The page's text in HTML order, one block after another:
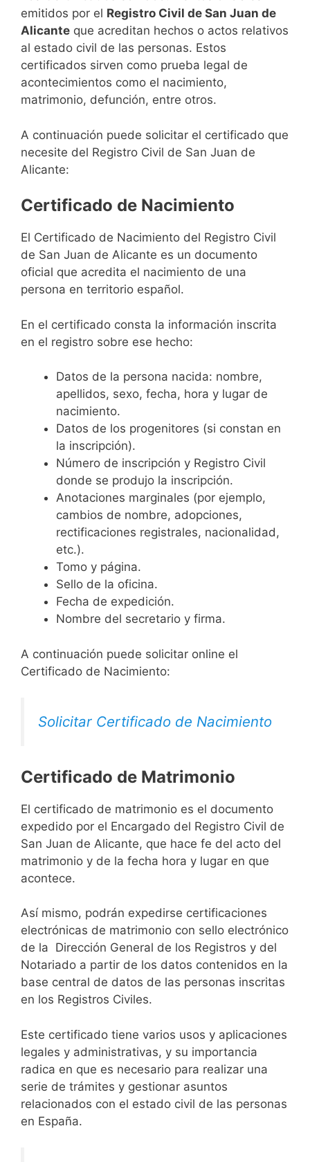
emitidos por el Registro Civil de San Juan de
Alicante que acreditan hechos o actos relativos
al estado civil de las personas. Estos
certificados sirven como prueba legal de
acontecimientos como el nacimiento,
matrimonio, defunción, entre otros.
A continuación puede solicitar el certificado que
necesite del Registro Civil de San Juan de
Alicante:
Certificado de Nacimiento
El Certificado de Nacimiento del Registro Civil
de San Juan de Alicante es un documento
oficial que acredita el nacimiento de una
persona en territorio español.
En el certificado consta la información inscrita
en el registro sobre ese hecho:
Datos de la persona nacida: nombre,
apellidos, sexo, fecha, hora y lugar de
nacimiento.
Datos de los progenitores (si constan en
la inscripción).
Número de inscripción y Registro Civil
donde se produjo la inscripción.
Anotaciones marginales (por ejemplo,
cambios de nombre, adopciones,
rectificaciones registrales, nacionalidad,
etc.).
Tomo y página.
Sello de la oficina.
Fecha de expedición.
Nombre del secretario y firma.
A continuación puede solicitar online el
Certificado de Nacimiento:
Solicitar Certificado de Nacimiento
Certificado de Matrimonio
El certificado de matrimonio es el documento
expedido por el Encargado del Registro Civil de
San Juan de Alicante, que hace fe del acto del
matrimonio y de la fecha hora y lugar en que
acontece.
Así mismo, podrán expedirse certificaciones
electrónicas de matrimonio con sello electrónico
de la Dirección General de los Registros y del
Notariado a partir de los datos contenidos en la
base central de datos de las personas inscritas
en los Registros Civiles.
Este certificado tiene varios usos y aplicaciones
legales y administrativas, y su importancia
radica en que es necesario para realizar una
serie de trámites y gestionar asuntos
relacionados con el estado civil de las personas
en España.